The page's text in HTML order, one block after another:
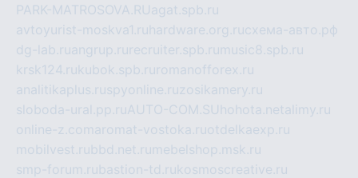
PARK-MATROSOVA.RUagat.spb.ru
avtoyurist-moskva1.ru hardware.org.ruсхема-авто.рф
dg-lab.ruangrup.ru recruiter.spb.ru music8.spb.ru
krsk124.rukubok.spb.ru romanofforex.ru
analitikaplus.ruspyonline.ruzosikamery.ru
sloboda-ural.pp.ruAUTO-COM.SU hohota.net alimy.ru
online-z.comaromat-vostoka.ruotdelkaexp.ru
mobilvest.rubbd.net.ru mebelshop.msk.ru
smp-forum.rubastion-td.rukosmoscreative.ru